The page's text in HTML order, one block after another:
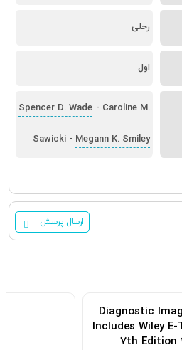
رحلی
اول
Spencer D. Wade - Caroline M.
Sawicki - Megann K. Smiley
ارسال پرسش
Diagnostic
Includes Wiley
7th Edition